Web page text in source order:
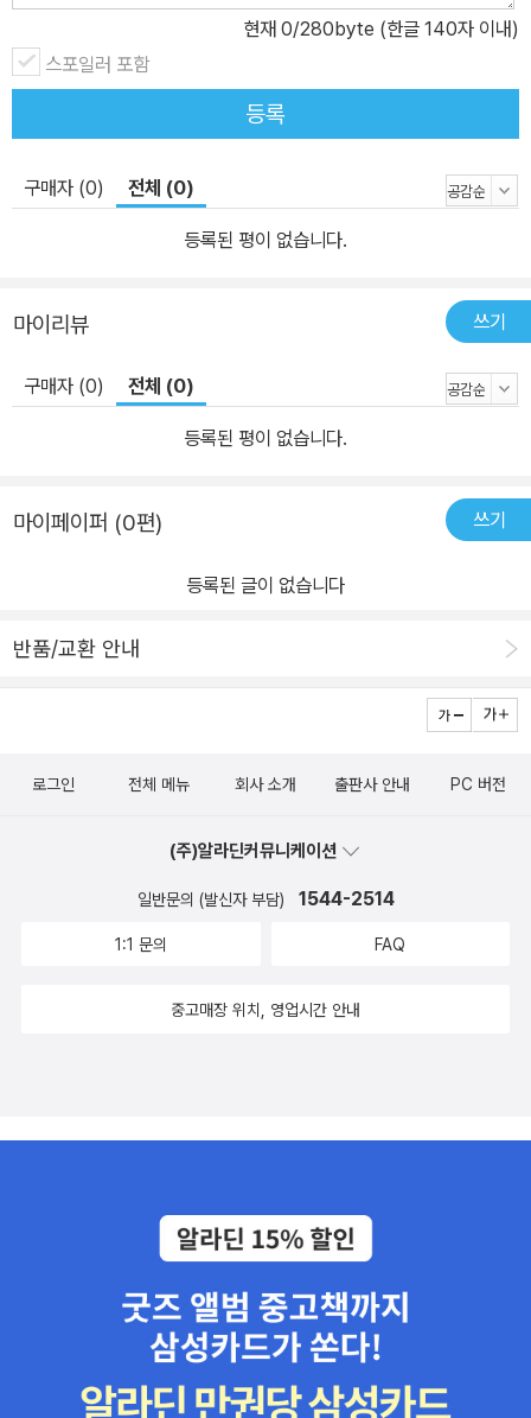
현재 0/280byte (한글 140자 이내)
스포일러 포함
등록
구매자 (0) 전체 (0)
등록된 평이 없습니다.
마이리뷰 쓰기
구매자 (0) 전체 (0)
등록된 평이 없습니다.
마이페이퍼 (0편) 쓰기
등록된 글이 없습니다
반품/교환 안내
로그인 전체 메뉴 회사 소개 출판사 안내 PC 버전
(주)알라딘커뮤니케이션
일반문의 (발신자 부담) 1544-2514
1:1 문의 FAQ
중고매장 위치, 영업시간 안내